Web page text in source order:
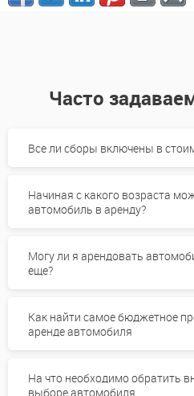
Часто
Все ли сборы включены в
Начиная с какого возраста
автомобиль в аренду?
Могу ли я арендовать
еще?
Как найти самое бюджетное
аренде автомобиля
На что необходимо обратить
выборе автомобиля